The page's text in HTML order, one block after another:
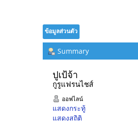
ข้อมูลส่วนตัว
Summary
ปูเป้จ้า
กูรูแฟรนไชส์
ออฟไลน์
แสดงกระทู้
แสดงสถิติ